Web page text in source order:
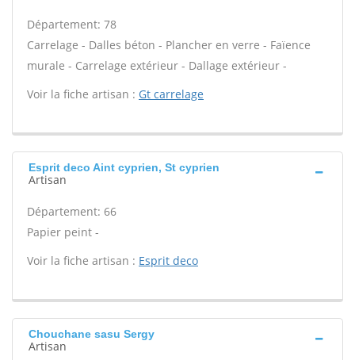
Département: 78
Carrelage - Dalles béton - Plancher en verre - Faïence
murale - Carrelage extérieur - Dallage extérieur -
Voir la fiche artisan : Gt carrelage
Esprit deco Aint cyprien, St cyprien
Artisan
Département: 66
Papier peint -
Voir la fiche artisan : Esprit deco
Chouchane sasu Sergy
Artisan